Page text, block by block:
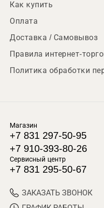
Как купить
Оплата
Доставка / Самовывоз
Правила интернет-
Политика обработки
Магазин
+7 831 297-50-95
+7 910-393-80-26
Сервисный центр
+7 831 295-50-67
ЗАКАЗАТЬ ЗВОНОК